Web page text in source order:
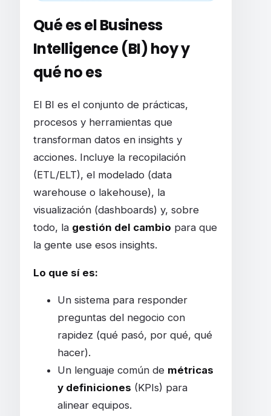
Qué es el Business
Intelligence (BI) hoy y
qué no es
El BI es el conjunto de prácticas,
procesos y herramientas que
transforman datos en insights y
acciones. Incluye la recopilación
(ETL/ELT), el modelado (data
warehouse o lakehouse), la
visualización (dashboards) y, sobre
todo, la gestión del cambio para que
la gente use esos insights.
Lo que sí es:
Un sistema para responder
preguntas del negocio con
rapidez (qué pasó, por qué, qué
hacer).
Un lenguaje común de métricas
y definiciones (KPIs) para
alinear equipos.